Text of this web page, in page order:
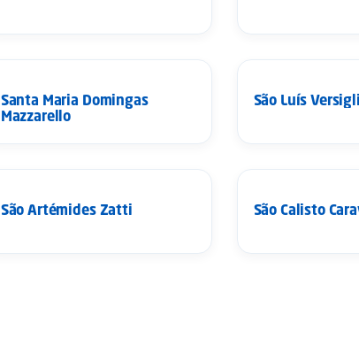
Santa Maria Domingas
Mazzarello
São Luís
São Artémides Zatti São Calisto